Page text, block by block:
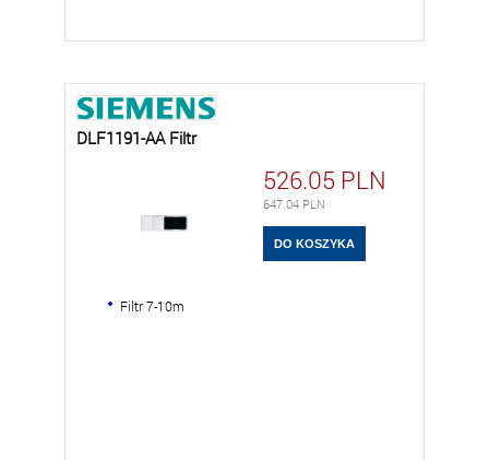
DLF1191-AA Filtr
526.05 PLN
647.04 PLN
Filtr 7-10m